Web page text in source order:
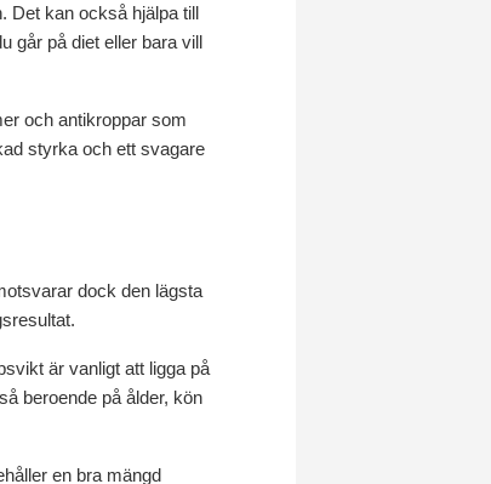
Det kan också hjälpa till
går på diet eller bara vill
och antikroppar som
styrka och ett svagare
dock den lägsta
är vanligt att ligga på
beroende på ålder, kön
en bra mängd